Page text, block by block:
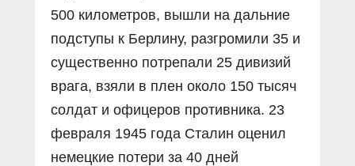
500 километров, вышли на дальние
подступы к Берлину, разгромили 35 и
существенно потрепали 25 дивизий
врага, взяли в плен около 150 тысяч
солдат и офицеров противника. 23
февраля 1945 года Сталин оценил
немецкие потери за 40 дней